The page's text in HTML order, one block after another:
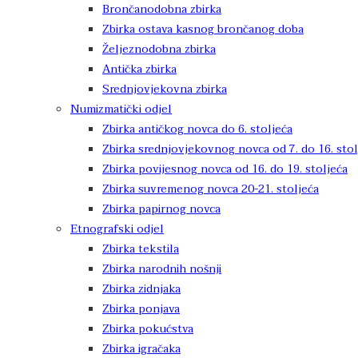
Brončanodobna zbirka
Zbirka ostava kasnog brončanog doba
Željeznodobna zbirka
Antička zbirka
Srednjovjekovna zbirka
Numizmatički odjel
Zbirka antičkog novca do 6. stoljeća
Zbirka srednjovjekovnog novca od 7. do 16.
Zbirka povijesnog novca od 16. do 19. stoljeća
Zbirka suvremenog novca 20-21. stoljeća
Zbirka papirnog novca
Etnografski odjel
Zbirka tekstila
Zbirka narodnih nošnji
Zbirka zidnjaka
Zbirka ponjava
Zbirka pokućstva
Zbirka igračaka